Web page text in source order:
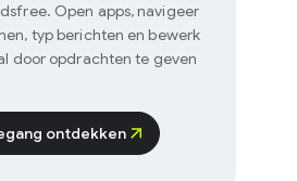
Open apps, navigeer
typ berichten en bewerk
door opdrachten te geven
ontdekken